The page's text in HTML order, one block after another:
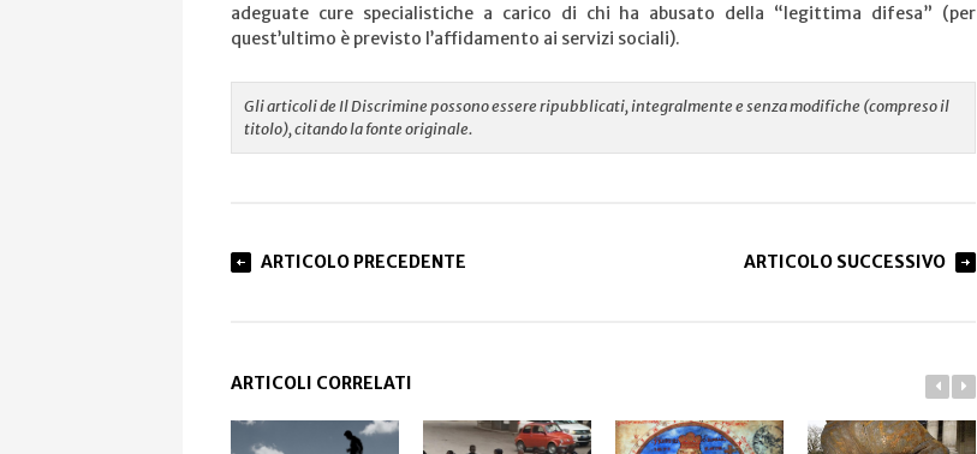
adeguate cure specialistiche a carico di chi ha abusato della “legittima difesa” (per
quest’ultimo è previsto l’affidamento ai servizi sociali).
Gli articoli de Il Discrimine possono essere ripubblicati, integralmente e senza modifiche (compreso il
titolo), citando la fonte originale.
ARTICOLO PRECEDENTE ARTICOLO SUCCESSIVO
ARTICOLI CORRELATI